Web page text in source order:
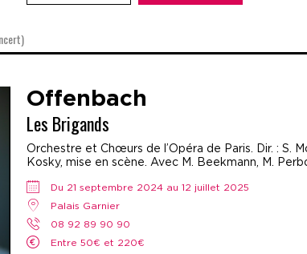
Offenbach
Les Brigands
Orchestre et Chœurs de l’Opéra de Paris. Dir. : S.
Kosky, mise en scène. Avec M. Beekmann, M.
Du 21 septembre 2024 au 12 juillet 2025
Palais Garnier
08 92 89 90 90
Entre 50€ et 220€